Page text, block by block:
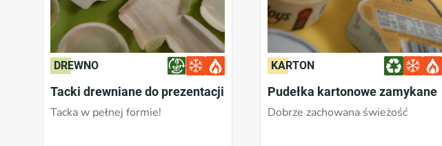
DREWNO
Tacki drewniane do prezentacji
Tacka w pełnej formie!
KARTON
Pudełka kartonowe zamykane
Dobrze zachowana świeżość